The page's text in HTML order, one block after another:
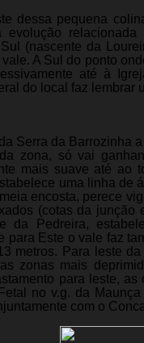
dessa pequena
evolução
Sul (nascente da
A Sul do ponto
até à
do local faz lembrar
Serra da Barrozinha
zona, só vai
mais suave até ao
uma linha de
encosta, perece
(cotas da
da Pedreira,
para Este o vale faz
metros. Para leste
zonas mais
para leste,
no v.g. da
com o